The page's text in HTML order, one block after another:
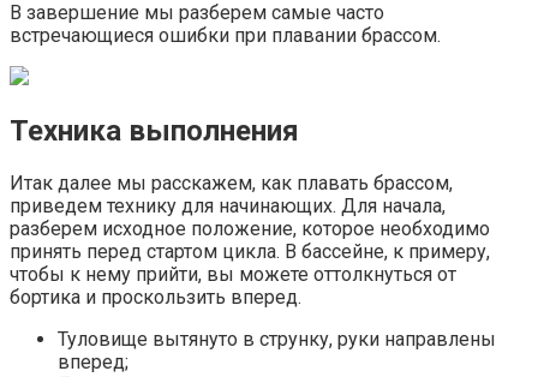
В завершение мы разберем самые часто
встречающиеся ошибки при плавании брассом.
Техника выполнения
Итак далее мы расскажем, как плавать брассом,
приведем технику для начинающих. Для начала,
разберем исходное положение, которое необходимо
принять перед стартом цикла. В бассейне, к примеру,
чтобы к нему прийти, вы можете оттолкнуться от
бортика и проскользить вперед.
Туловище вытянуто в струнку, руки направлены
вперед;